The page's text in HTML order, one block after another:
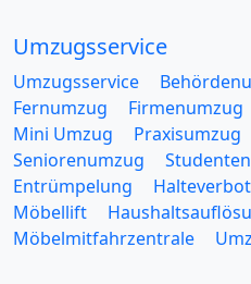
Umzugsservice
Umzugsservice
Fernumzug
Firmenumzug
Mini Umzug
Praxisumzug
Seniorenumzug
Entrümpelung
Möbellift
Möbelmitfahrzentrale